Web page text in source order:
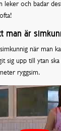
leker och badar
man är
när man
sig upp till ytan
ryggsim.